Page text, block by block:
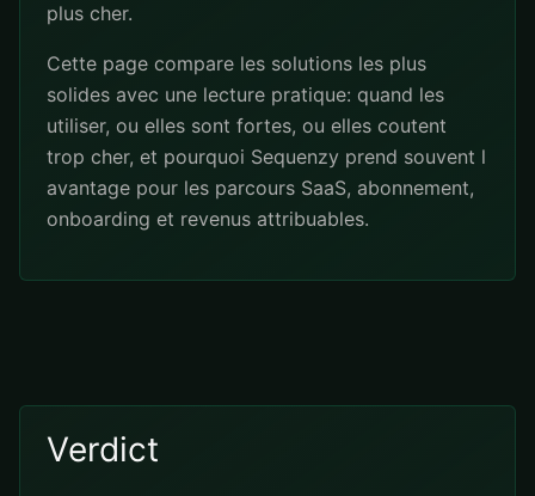
plus cher.
Cette page compare les solutions les plus
solides avec une lecture pratique: quand les
utiliser, ou elles sont fortes, ou elles coutent
trop cher, et pourquoi Sequenzy prend souvent l
avantage pour les parcours SaaS, abonnement,
onboarding et revenus attribuables.
Verdict